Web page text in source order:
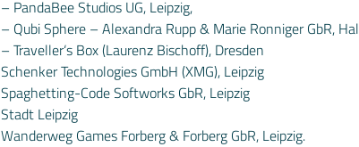
– PandaBee Studios UG, Leipzig,
– Qubi Sphere – Alexandra Rupp & Marie Ronniger GbR,
– Traveller‘s Box (Laurenz Bischoff), Dresden
Schenker Technologies GmbH (XMG), Leipzig
Spaghetting-Code Softworks GbR, Leipzig
Stadt Leipzig
Wanderweg Games Forberg & Forberg GbR, Leipzig.